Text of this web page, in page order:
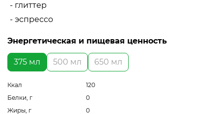
- глиттер
- эспрессо
Энергетическая и пищевая ценность
375 мл 500 мл 650 мл
Ккал
120
Белки, г
0
Жиры, г
0